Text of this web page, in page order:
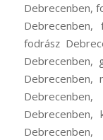
Debrecenben,
fodrász
Debrecenben,
Debrecenben,
Debrecenben,